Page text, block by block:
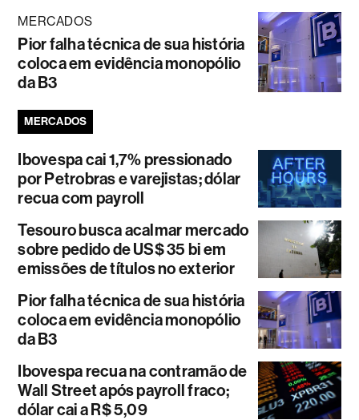
MERCADOS
Pior falha técnica de sua história
coloca em evidência monopólio
da B3
MERCADOS
Ibovespa cai 1,7% pressionado
por Petrobras e varejistas; dólar
recua com payroll
Tesouro busca acalmar mercado
sobre pedido de US$ 35 bi em
emissões de títulos no exterior
Pior falha técnica de sua história
coloca em evidência monopólio
da B3
Ibovespa recua na contramão de
Wall Street após payroll fraco;
dólar cai a R$ 5,09